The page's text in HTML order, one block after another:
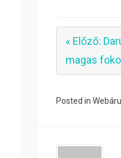
« Előző:
magas
Posted in